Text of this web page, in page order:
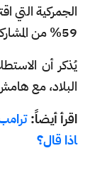
الجمركية التي
59% من المشاركين هذا الإجراء، بمن فيهم ربع الجمهوريين.
البلاد، مع
اقرأ أيضاً:
اذا قال؟